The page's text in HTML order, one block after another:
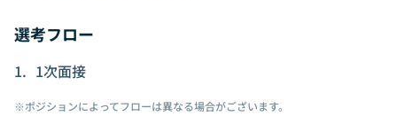
選考フロー
1次面接
※ポジションによってフローは異なる場合がございます。